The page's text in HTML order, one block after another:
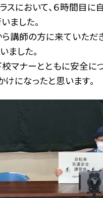
スにおいて、６時間目
ました。
講師の方に来ていただ
ました。
マナーとともに安全に
けになったと思います。